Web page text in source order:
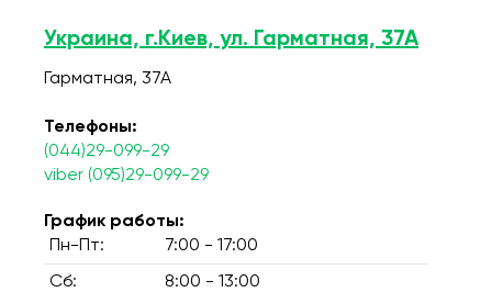
Украина, г.Киев, ул. Гарматная, 37А
Гарматная, 37А
Телефоны:
(044)29-099-29
viber (095)29-099-29
График работы:
Пн-Пт:
7:00 - 17:00
Сб: 8:00 - 13:00